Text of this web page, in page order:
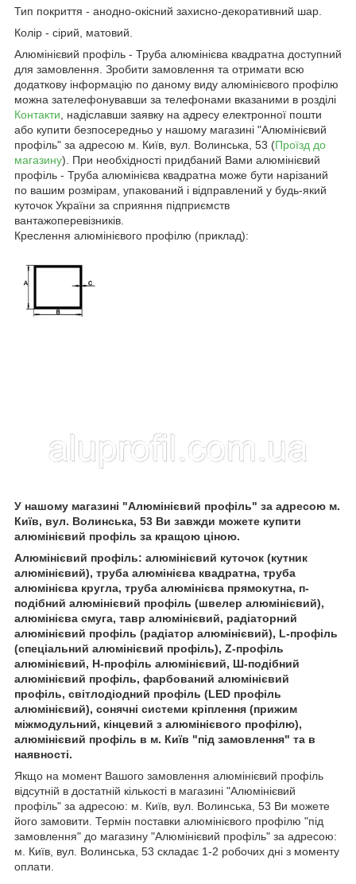
Тип покриття - анодно-окісний захисно-декоративний шар.
Колір - сірий, матовий.
Алюмінієвий профіль - Труба алюмінієва квадратна доступний
для замовлення. Зробити замовлення та отримати всю
додаткову інформацію по даному виду алюмінієвого профілю
можна зателефонувавши за телефонами вказаними в розділі
Контакти , надіславши заявку на адресу електронної пошти
або купити безпосередньо у нашому магазині "Алюмінієвий
профіль" за адресою м. Київ, вул. Волинська, 53 (Проїзд до
магазину). При необхідності придбаний Вами алюмінієвий
профіль - Труба алюмінієва квадратна може бути нарізаний
по вашим розмірам, упакований і відправлений у будь-який
куточок України за сприяння підприємств
вантажоперевізників.
Креслення алюмінієвого профілю (приклад):
У нашому магазині "Алюмінієвий профіль" за адресою м.
Київ, вул. Волинська, 53 Ви завжди можете купити
алюмінієвий профіль за кращою ціною.
Алюмінієвий профіль: алюмінієвий куточок (кутник
алюмінієвий), труба алюмінієва квадратна, труба
алюмінієва кругла, труба алюмінієва прямокутна, п-
подібний алюмінієвий профіль (швелер алюмінієвий),
алюмінієва смуга, тавр алюмінієвий, радіаторний
алюмінієвий профіль (радіатор алюмінієвий), L-профіль
(спеціальний алюмінієвий профіль), Z-профіль
алюмінієвий, H-профіль алюмінієвий, Ш-подібний
алюмінієвий профіль, фарбований алюмінієвий
профіль, світлодіодний профіль (LED профіль
алюмінієвий), сонячні системи кріплення (прижим
міжмодульний, кінцевий з алюмінієвого профілю),
алюмінієвий профіль в м. Київ "під замовлення" та в
наявності.
Якщо на момент Вашого замовлення алюмінієвий профіль
відсутній в достатній кількості в магазині "Алюмінієвий
профіль" за адресою: м. Київ, вул. Волинська, 53 Ви можете
його замовити. Термін поставки алюмінієвого профілю "під
замовлення" до магазину "Алюмінієвий профіль" за адресою:
м. Київ, вул. Волинська, 53 складає 1-2 робочих дні з моменту
оплати.